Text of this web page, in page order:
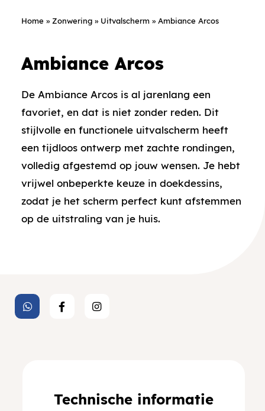
Home » Zonwering» Uitvalscherm» Ambiance Arcos
Ambiance Arcos
De Ambiance Arcos is al jarenlang een
favoriet, en dat is niet zonder reden. Dit
stijlvolle en functionele uitvalscherm heeft
een tijdloos ontwerp met zachte rondingen,
volledig afgestemd op jouw wensen. Je hebt
vrijwel onbeperkte keuze in doekdessins,
zodat je het scherm perfect kunt afstemmen
op de uitstraling van je huis.
Technische informatie